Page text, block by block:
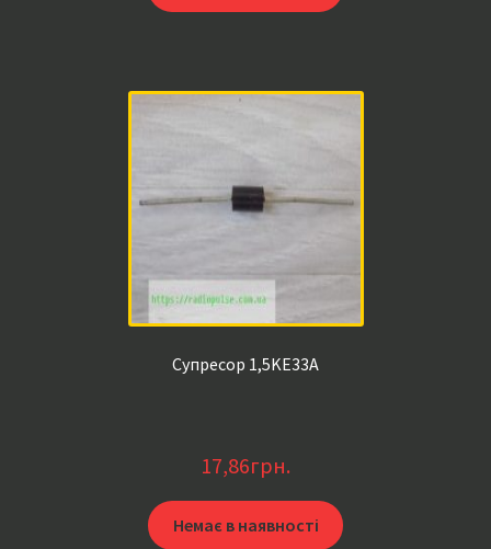
Супресор 1,5KE33A
17,86грн.
Немає в наявності